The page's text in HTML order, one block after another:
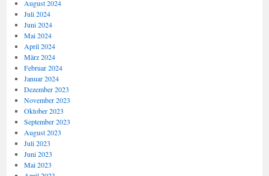
August 2024
Juli 2024
Juni 2024
Mai 2024
April 2024
März 2024
Februar 2024
Januar 2024
Dezember 2023
November 2023
Oktober 2023
September 2023
August 2023
Juli 2023
Juni 2023
Mai 2023